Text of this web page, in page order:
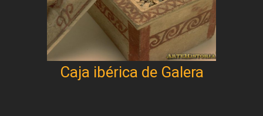
Caja ibérica de Galera